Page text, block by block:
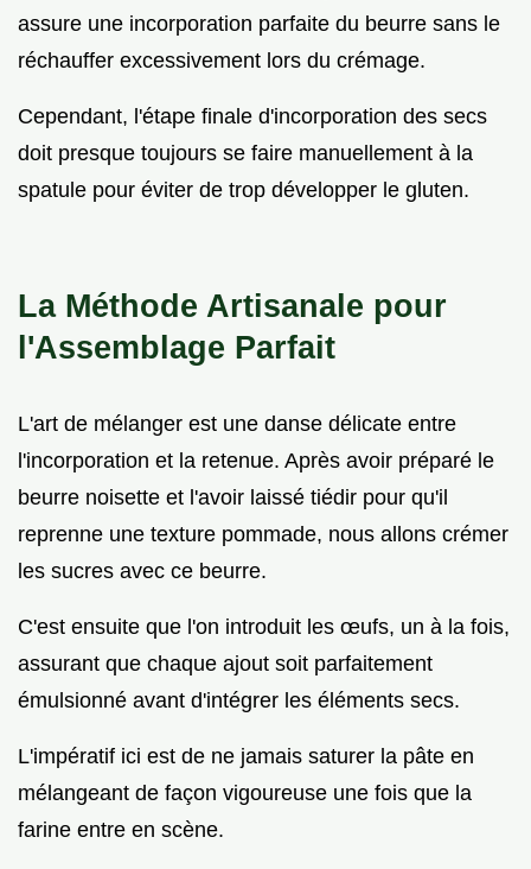
assure une incorporation parfaite du beurre sans le
réchauffer excessivement lors du crémage.
Cependant, l'étape finale d'incorporation des secs
doit presque toujours se faire manuellement à la
spatule pour éviter de trop développer le gluten.
La Méthode Artisanale pour
l'Assemblage Parfait
L'art de mélanger est une danse délicate entre
l'incorporation et la retenue. Après avoir préparé le
beurre noisette et l'avoir laissé tiédir pour qu'il
reprenne une texture pommade, nous allons crémer
les sucres avec ce beurre.
C'est ensuite que l'on introduit les œufs, un à la fois,
assurant que chaque ajout soit parfaitement
émulsionné avant d'intégrer les éléments secs.
L'impératif ici est de ne jamais saturer la pâte en
mélangeant de façon vigoureuse une fois que la
farine entre en scène.